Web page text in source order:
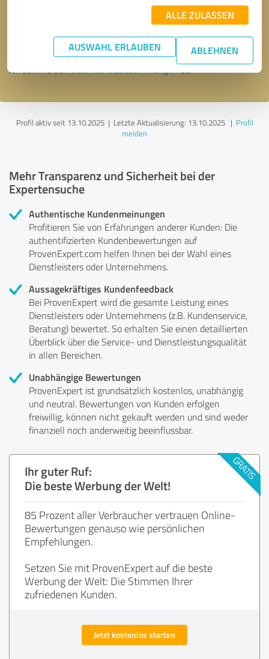
ALLE ZULASSEN
AUSWAHL ERLAUBEN ABLEHNEN
* Erforderliche Angaben
Nachricht senden
Ich stimme denDatenschutzbestimmungenzu.
Profil aktiv seit 13.10.2025 | Letzte Aktualisierung: 13.10.2025| Profil
melden
Mehr Transparenz und Sicherheit bei der
Expertensuche
Authentische Kundenmeinungen
Profitieren Sie von Erfahrungen anderer Kunden: Die
authentifizierten Kundenbewertungen auf
ProvenExpert.com helfen Ihnen bei der Wahl eines
Dienstleisters oder Unternehmens.
Aussagekräftiges Kundenfeedback
Bei ProvenExpert wird die gesamte Leistung eines
Dienstleisters oder Unternehmens (z.B. Kundenservice,
Beratung) bewertet. So erhalten Sie einen detaillierten
Überblick über die Service- und Dienstleistungsqualität
in allen Bereichen.
Unabhängige Bewertungen
ProvenExpert ist grundsätzlich kostenlos, unabhängig
und neutral. Bewertungen von Kunden erfolgen
freiwillig, können nicht gekauft werden und sind weder
finanziell noch anderweitig beeinflussbar.
Ihr guter Ruf:
Die beste Werbung der Welt!
85 Prozent aller Verbraucher vertrauen Online-
Bewertungen genauso wie persönlichen
Empfehlungen.
Setzen Sie mit ProvenExpert auf die beste
Werbung der Welt: Die Stimmen Ihrer
zufriedenen Kunden.
Jetzt kostenlos starten